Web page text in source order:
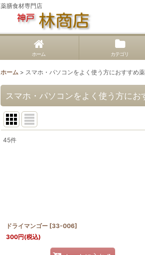
薬膳食材専門店
ホーム カテゴリ
ホーム > スマホ・パソコンをよく使う方におすすめ
スマホ・パソコンをよく使う方にお
45件
ドライマンゴー [33-006]
300円(税込)